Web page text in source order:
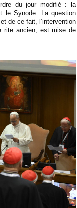
du jour modifié : la
le Synode. La question
de ce fait, l’intervention
rite ancien, est mise de